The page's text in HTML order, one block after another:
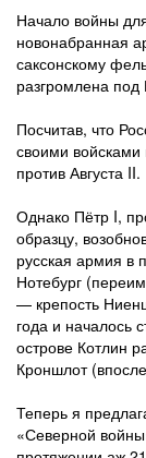
Начало войны
новонабранная
саксонскому
разгромлена
Посчитав, что
своими
против Августа II.
Однако Пётр I,
образцу,
русская армия в
Нотебург
— крепость
года и началось
острове Котлин
Кроншлот
Теперь я
«Северной